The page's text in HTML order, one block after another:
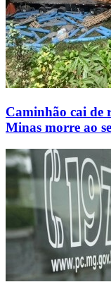
Caminhão cai de
Minas morre ao